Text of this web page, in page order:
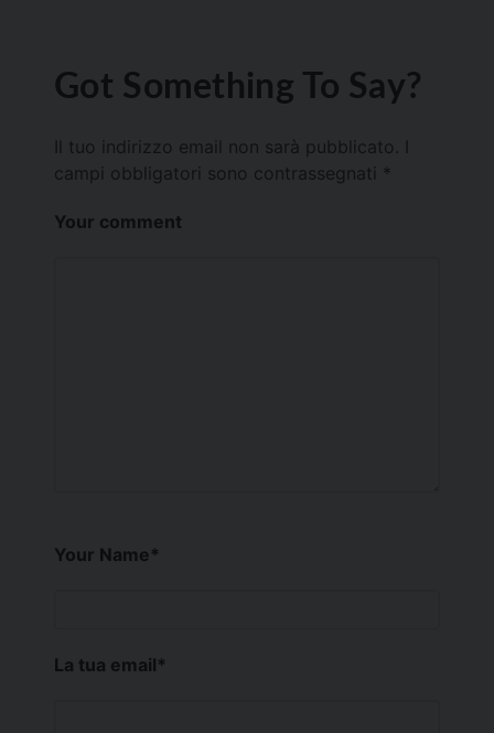
Got Something To Say?
Il tuo indirizzo email non sarà pubblicato.
campi obbligatori sono contrassegnati *
Your comment
Your Name*
La tua email*